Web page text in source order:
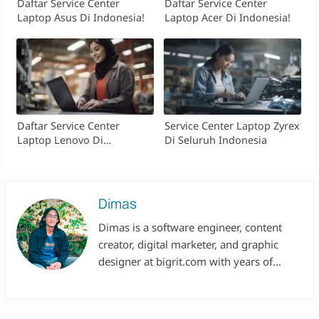
Daftar Service Center
Laptop Asus Di Indonesia!
Daftar Service Center
Laptop Acer Di Indonesia!
Daftar Service Center
Laptop Lenovo Di
Service Center Laptop Zyrex
Di Seluruh Indonesia
Dimas
Dimas is a software engineer, content
creator, digital marketer, and graphic
designer at bigrit.com with years of